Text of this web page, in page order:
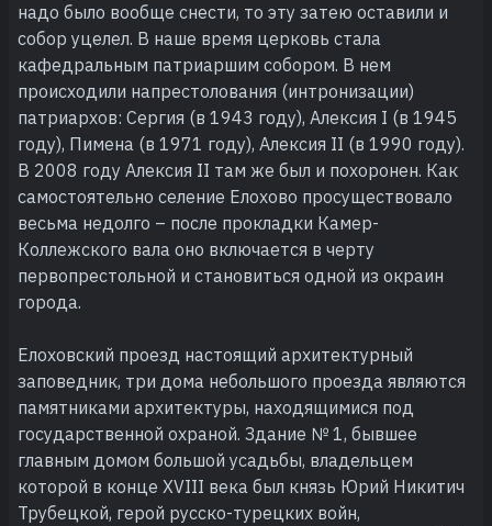
надо было вообще снести, то эту затею оставили и
собор уцелел. В наше время церковь стала
кафедральным патриаршим собором. В нем
происходили напрестолования (интронизации)
патриархов: Сергия (в 1943 году), Алексия I (в 1945
году), Пимена (в 1971 году), Алексия II (в 1990 году).
В 2008 году Алексия II там же был и похоронен. Как
самостоятельно селение Елохово просуществовало
весьма недолго – после прокладки Камер-
Коллежского вала оно включается в черту
первопрестольной и становиться одной из окраин
города.
Елоховский проезд настоящий архитектурный
заповедник, три дома небольшого проезда являются
памятниками архитектуры, находящимися под
государственной охраной. Здание № 1, бывшее
главным домом большой усадьбы, владельцем
которой в конце XVIII века был князь Юрий Никитич
Трубецкой, герой русско-турецких войн,